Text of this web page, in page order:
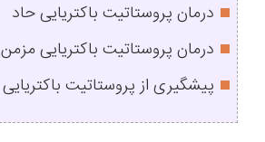
درمان پروستاتیت باکتریایی حاد
درمان پروستاتیت باکتریایی مزمن
پیشگیری از پروستاتیت باکتریایی